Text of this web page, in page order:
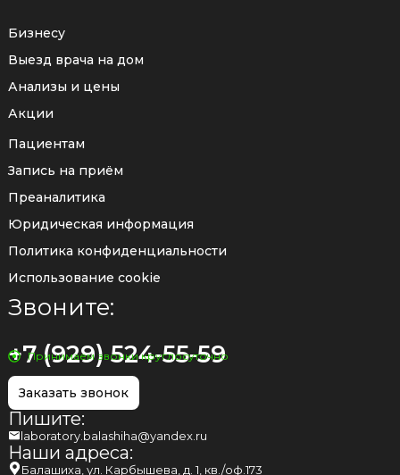
Бизнесу
Выезд врача на дом
Анализы и цены
Акции
Пациентам
Запись на приём
Преаналитика
Юридическая информация
Политика конфиденциальности
Использование cookie
Звоните:
+7 (929) 524-55-59
Принимаем звонки круглосуточно
Заказать звонок
Пишите:
laboratory.balashiha@yandex.ru
Наши адреса:
Балашиха, ул. Карбышева, д. 1, кв./оф.173